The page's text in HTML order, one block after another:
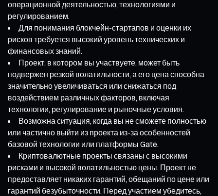
операционной деятельностью, технологиями и
регулированием.
Для понимания блокчейн-стартапов и оценки их
рисков требуется высокий уровень технических и
финансовых знаний.
Проект, в котором вы участвуете, может быть
подвержен резкой волатильности, а его цена способна
значительно увеличиваться или снижаться под
воздействием различных факторов, включая
технологии, регулирование и рыночные условия.
Возможна ситуация, когда вы не сможете полностью
или частично выйти из проекта из-за особенностей
базовой технологии или платформы Gate.
Криптовалютные проекты связаны с высокими
рисками и высокой волатильностью цены. Проект не
предоставляет никаких гарантий, обещаний по цене или
гарантий безубыточности. Перед участием убедитесь,